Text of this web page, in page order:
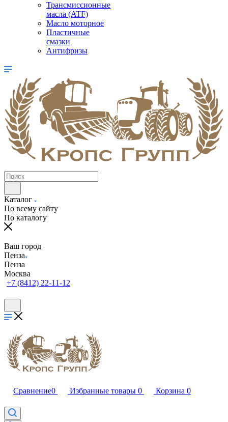
Трансмиссионные
масла (ATF)
Масло моторное
Пластичные
смазки
Антифризы
Каталог
По всему сайту
По каталогу
Ваш город
Пенза
Пенза
Москва
+7 (8412) 22-11-12
Сравнение0 Избранные товары 0 Корзина 0